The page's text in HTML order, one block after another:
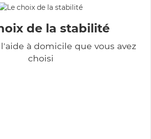
de la stabilité
à domicile que vous avez
choisi